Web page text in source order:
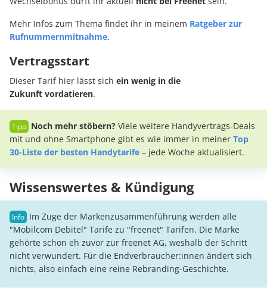
Mehr Infos zum Thema findet ihr in meinem Ratgeber zur
Rufnummernmitnahme.
Vertragsstart
Dieser Tarif hier lässt sich ein wenig in die
Zukunft vordatieren.
Noch mehr stöbern? Viele weitere Handyvertrags-Deals
mit und ohne Smartphone gibt es wie immer in meiner Top
30-Liste der besten Handytarife – jede Woche aktualisiert.
Wissenswertes & Kündigung
Im Zuge der Markenzusammenführung werden alle
"Mobilcom Debitel" Tarife zu "freenet" Tarifen. Die Marke
gehörte schon eh zuvor zur freenet AG, weshalb der Schritt
nicht verwundert. Für die Endverbraucher:innen ändert sich
nichts, also einfach eine reine Rebranding-Geschichte.